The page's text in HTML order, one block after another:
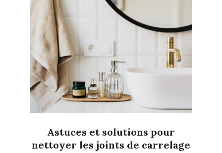
Astuces et solutions pour
nettoyer les joints de carrelage